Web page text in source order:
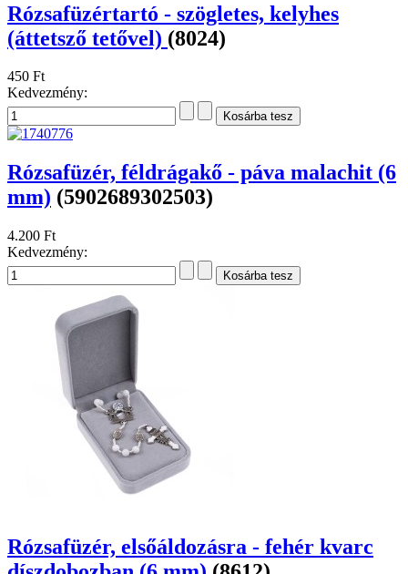
Rózsafüzértartó - szögletes, kelyhes
(áttetsző tetővel) (8024)
450 Ft
Kedvezmény:
Rózsafüzér, féldrágakő - páva malachit (6
mm) (5902689302503)
4.200 Ft
Kedvezmény:
Rózsafüzér, elsőáldozásra - fehér kvarc